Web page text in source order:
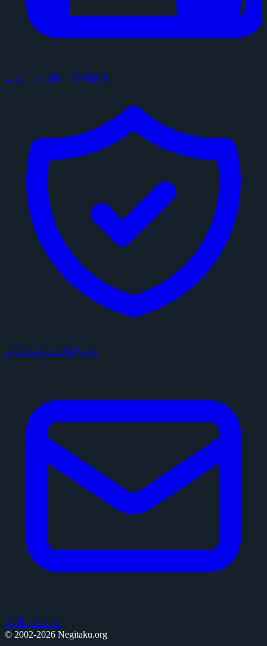
ニュース投稿・情報提供
プライバシーポリシー
お問い合わせ
© 2002-2026 Negitaku.org